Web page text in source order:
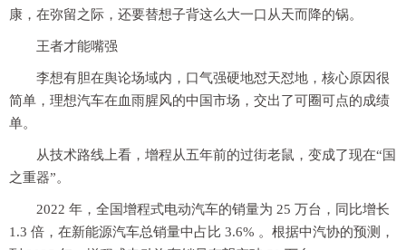
康，在弥留之际，还要替想子背这么大一口从天而降的锅。
王者才能嘴强
李想有胆在舆论场域内，口气强硬地怼天怼地，核心原因很
简单，理想汽车在血雨腥风的中国市场，交出了可圈可点的成绩
单。
从技术路线上看，增程从五年前的过街老鼠，变成了现在“国
之重器”。
2022 年，全国增程式电动汽车的销量为 25 万台，同比增长
1.3 倍，在新能源汽车总销量中占比 3.6% 。根据中汽协的预测，